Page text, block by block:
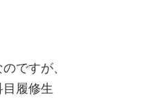
ですが、
履修生